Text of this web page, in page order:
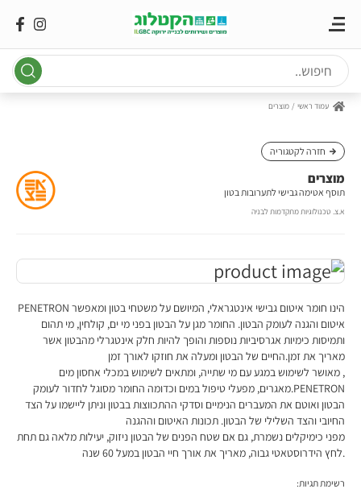
Skip
content
עמוד ראשי מוצרים
חזרה לקטגוריה
מוצרים
תוסף אטימה גבישי לתערובות בטון
א.צ. טכנולוגיות מתקדמות לבניה
הינו חומר איטום גבישי אינטגראלי, המיושם על משטחי בטון ומאפשר PENETRON
איטום והגנה לעומק הבטון. החומר מגן על הבטון בפני מי ים, קולחין, מי תהום
ותמיסות כימיות אגרסיביות נוספות והופך להיות חלק אינטגרלי מהבטון אשר
מאריך את זמן.החיים של הבטון ומעלה את חוזקו לאורך זמן
, מאושר לשימוש במגע עם מי שתייה, ומתאים לשימוש במכלי אחסון מים
PENETRON.מאגרים, מפעלי טיפול במים וכדומה החומר מסוגל לחדור לעומק
הבטון ואוטם את המעברים הנימיים וסדקי ההתכווצות בבטון וניתן ליישמו על הצד
החיובי והצד השלילי של הבטון. תכונות האיטום וההגנה
מפני כימיקלים נשמרת, גם אם שטח הפנים של הבטון ניזוק, יעילות מלאה גם תחת
.לחץ הידרוסטאטי גבוה, מאריך את אורך חיי הבטון במעל 60 שנה
רשימת תגיות: